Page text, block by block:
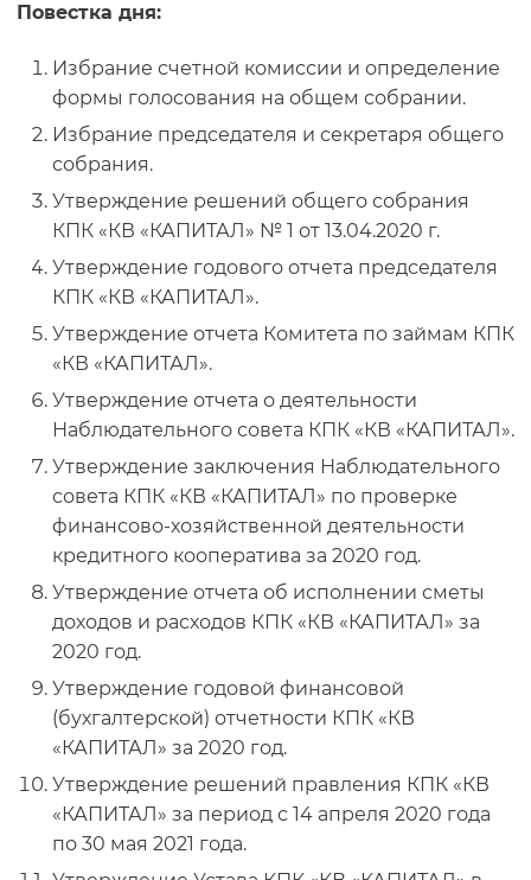
Повестка дня:
Избрание счетной комиссии и определение
формы голосования на общем собрании.
Избрание председателя и секретаря общего
собрания.
Утверждение решений общего собрания
КПК «КВ «КАПИТАЛ» № 1 от 13.04.2020 г.
Утверждение годового отчета председателя
КПК «КВ «КАПИТАЛ».
Утверждение отчета Комитета по займам КПК
«КВ «КАПИТАЛ».
Утверждение отчета о деятельности
Наблюдательного совета КПК «КВ «КАПИТАЛ».
Утверждение заключения Наблюдательного
совета КПК «КВ «КАПИТАЛ» по проверке
финансово-хозяйственной деятельности
кредитного кооператива за 2020 год.
Утверждение отчета об исполнении сметы
доходов и расходов КПК «КВ «КАПИТАЛ» за
2020 год.
Утверждение годовой финансовой
(бухгалтерской) отчетности КПК «КВ
«КАПИТАЛ» за 2020 год.
Утверждение решений правления КПК «КВ
«КАПИТАЛ» за период с 14 апреля 2020 года
по 30 мая 2021 года.